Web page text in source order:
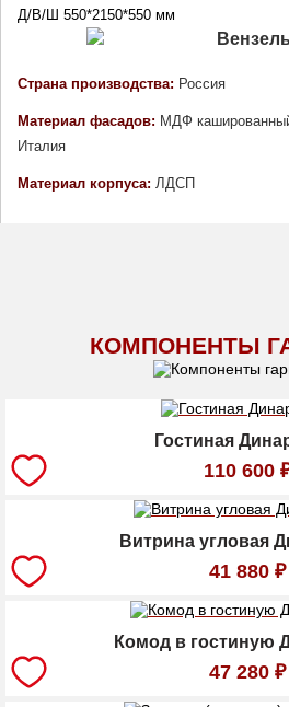
Д/В/Ш 550*2150*550 мм
Страна производства: Россия
Материал фасадов: МДФ
Италия
Материал корпуса: ЛДСП
КОМПОНЕНТЫ
Гостиная
110 600
Витрина угловая
41 880 ₽
Комод в гостиную
47 280 ₽